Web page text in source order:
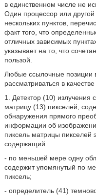
в единственном числе не
Один процессор или
нескольких пунктов,
факт того, что
отличных зависимых
указывает на то, что
пользой.
Любые ссылочные позиции
рассматриваться в
1. Детектор (10)
матрицу (13) пикселей,
обнаружения прямого
информации об
пиксель матрицы пикселей
содержащий
- по меньшей мере одну
содержит упомянутый по
пиксель;
- определитель (41)